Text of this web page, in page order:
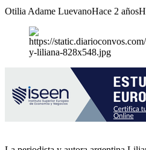
Otilia Adame LuevanoHace 2 años